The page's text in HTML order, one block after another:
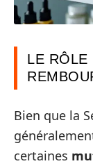
LE RÔLE
Bien que la
certaines